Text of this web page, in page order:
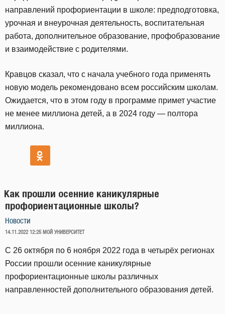
направлений профориентации в школе: предподготовка,
урочная и внеурочная деятельность, воспитательная
работа, дополнительное образование, профобразование
и взаимодействие с родителями.
Кравцов сказал, что с начала учебного года применять
новую модель рекомендовано всем российским школам.
Ожидается, что в этом году в программе примет участие
не менее миллиона детей, а в 2024 году — полтора
миллиона.
Как прошли осенние каникулярные
профориентационные школы?
Новости
ОПУБЛИКОВАНО
14.11.2022 12:25 МОЙ УНИВЕРСИТЕТ
С 26 октября по 6 ноября 2022 года в четырёх регионах
России прошли осенние каникулярные
профориентационные школы различных
направленностей дополнительного образования детей.